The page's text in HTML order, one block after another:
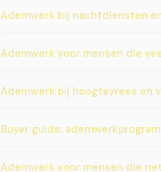
Ademwerk bij nachtdiensten
Ademwerk voor mensen die
Ademwerk bij hoogtevrees en
Buyer guide:
Ademwerk voor mensen die